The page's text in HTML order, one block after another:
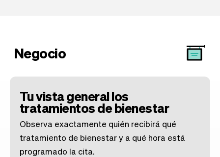
Negocio
Tu vista general los
tratamientos de bienestar
Observa exactamente quién recibirá qué
tratamiento de bienestar y a qué hora está
programado la cita.